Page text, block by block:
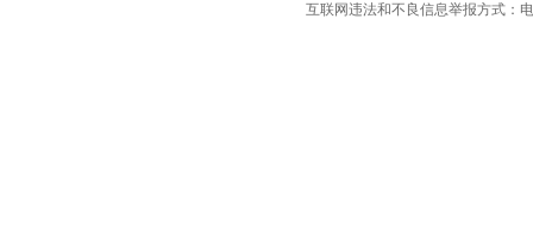
互联网违法和不良信息举报方式：